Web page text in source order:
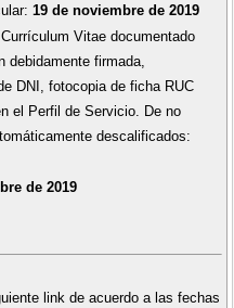
19 de noviembre de 2019
Vitae documentado
debidamente firmada,
DNI, fotocopia de ficha RUC
el Perfil de Servicio. De no
descalificados:
de 2019
link de acuerdo a las fechas